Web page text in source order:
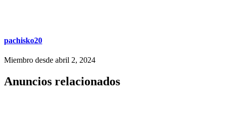
pachisko20
Miembro desde abril 2, 2024
Anuncios relacionados